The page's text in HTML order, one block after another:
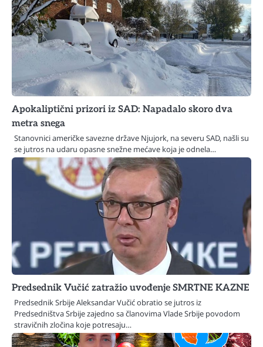
Apokaliptični prizori iz SAD: Napadalo skoro dva
metra snega
Stanovnici američke savezne države Njujork, na severu SAD, našli su
se jutros na udaru opasne snežne mećave koja je odnela…
Predsednik Vučić zatražio uvođenje SMRTNE KAZNE
Predsednik Srbije Aleksandar Vučić obratio se jutros iz
Predsedništva Srbije zajedno sa članovima Vlade Srbije povodom
stravičnih zločina koje potresaju…